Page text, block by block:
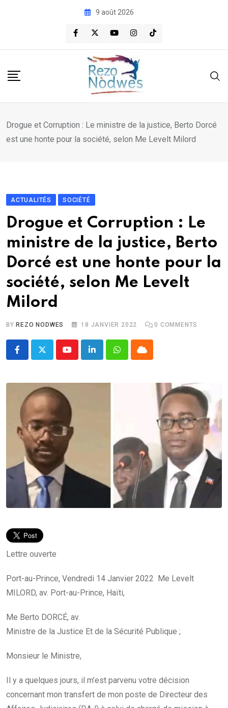
9 août 2026
Drogue et Corruption : Le ministre de la justice, Berto Dorcé
est une honte pour la société, selon Me Levelt Milord
ACTUALITÉS SOCIÉTÉ
Drogue et Corruption : Le
ministre de la justice, Berto
Dorcé est une honte pour la
société, selon Me Levelt
Milord
BY REZO NODWES 18 JANVIER 2022 0 COMMENTS
YoutubeLinkedInWhatsappCloud
Lettre ouverte
Port-au-Prince, Vendredi 14 Janvier 2022 Me Levelt
MILORD, av. Port-au-Prince, Haïti,
Me Berto DORCÉ, av.
Ministre de la Justice Et de la Sécurité Publique ;
Monsieur le Ministre,
Il y a quelques jours, il m’est parvenu votre décision
concernant mon transfert de mon poste de Directeur des